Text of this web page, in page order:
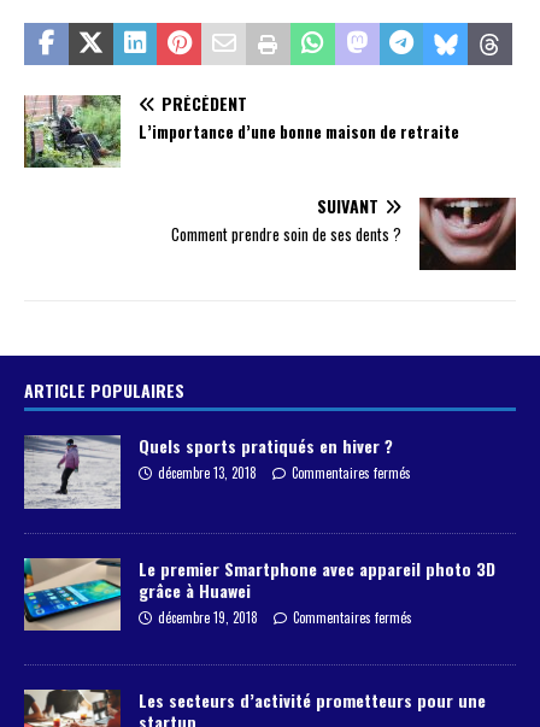
PRÉCÉDENT
L’importance d’une bonne maison de retraite
SUIVANT
Comment prendre soin de ses dents ?
ARTICLE POPULAIRES
Quels sports pratiqués en hiver ?
décembre 13, 2018 Commentaires fermés
Le premier Smartphone avec appareil photo 3D
grâce à Huawei
décembre 19, 2018 Commentaires fermés
Les secteurs d’activité prometteurs pour une
startup